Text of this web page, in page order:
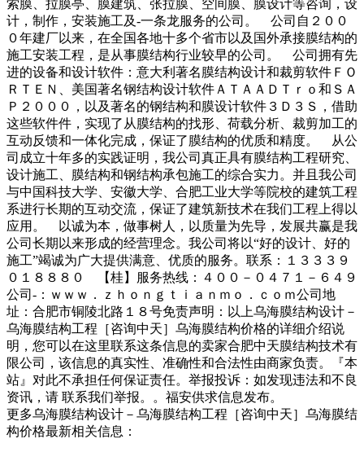
索膜、拉膜亭、膜建筑、张拉膜、空间膜、膜设计等咨询，设
计，制作，安装施工及-一条龙服务的公司。 公司自２００
０年建厂以来，在全国各地十多个省市以及国外承接膜结构的
施工安装工程，是从事膜结构行业较早的公司。 公司拥有先
进的设备和设计软件：意大利著名膜结构设计和裁剪软件ＦＯ
ＲＴＥＮ、美国著名钢结构设计软件ＡＴＡＡＤＴｒｏ和ＳＡ
Ｐ２０００，以及著名的钢结构和膜设计软件３Ｄ３Ｓ，借助
这些软件件，实现了从膜结构的找形、荷载分析、裁剪加工的
互动反馈和一体化完成，保证了膜结构的优质和精度。 从公
司成立十年多的实践证明，我公司真正具有膜结构工程研究、
设计施工、膜结构和钢结构承包施工的综合实力。并且我公司
与中国科技大学、安徽大学、合肥工业大学等院校的建筑工程
系进行长期的互动交流，保证了建筑新技术在我们工程上得以
应用。 以诚为本，做事树人，以质量为先导，发展共赢是我
公司长期以来形成的经营理念。我公司将以“好的设计、好的
施工”竭诚为广大提供满意、优质的服务。联系：１３３３９
０１８８８０ 【桂】服务热线：４００－０４７１－６４９
公司-：ｗｗｗ．ｚｈｏｎｇｔｉａｎｍｏ．ｃｏｍ公司地
址：合肥市铜陵北路１８号免责声明：以上乌海膜结构设计－
乌海膜结构工程［咨询中天］乌海膜结构价格的详细介绍说
明，您可以在这里联系这条信息的卖家合肥中天膜结构技术有
限公司，该信息的真实性、准确性和合法性由商家负责。『本
站』对此不承担任何保证责任。举报投诉：如发现违法和不良
资讯，请 联系我们举报。。福安供求信息发布。
更多乌海膜结构设计－乌海膜结构工程［咨询中天］乌海膜结
构价格最新相关信息：